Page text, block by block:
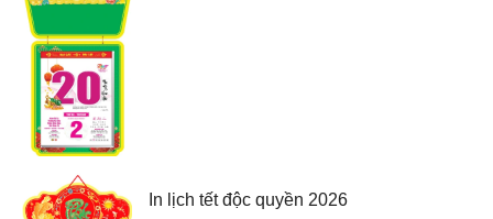
In lịch tết độc quyền 2026